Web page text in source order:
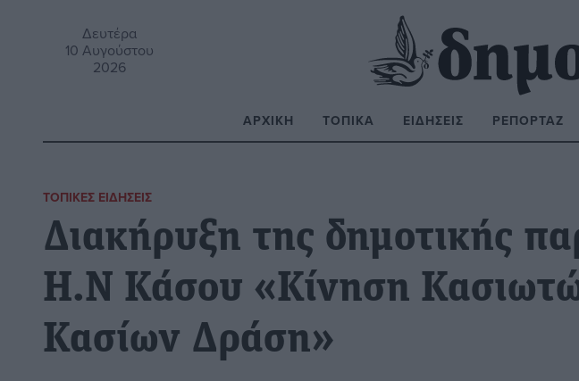
Δευτέρα
10 Αυγούστου
2026
ΑΡΧΙΚΉ ΤΟΠΙΚΆ ΕΙΔΉΣΕΙΣ ΡΕΠΟΡΤΆΖ
ΤΟΠΙΚΈΣ ΕΙΔΉΣΕΙΣ
Διακήρυξη της δημοτικής
Η.Ν Κάσου «Κίνηση
Κασίων Δράση»